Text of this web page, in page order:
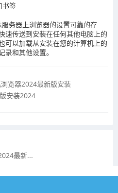
书签
务器上浏览器的设置可靠的存
速传送到安装在任何其他电脑上的
可以加载从安装在您的计算机上的
和其他设置。
览器2024最新版安装
安装2024
最新...